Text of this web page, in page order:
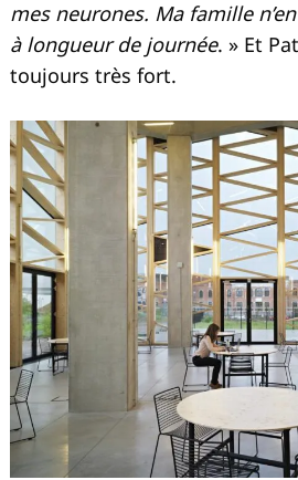
mes neurones. Ma famille
à longueur de journée. » Et
toujours très fort.